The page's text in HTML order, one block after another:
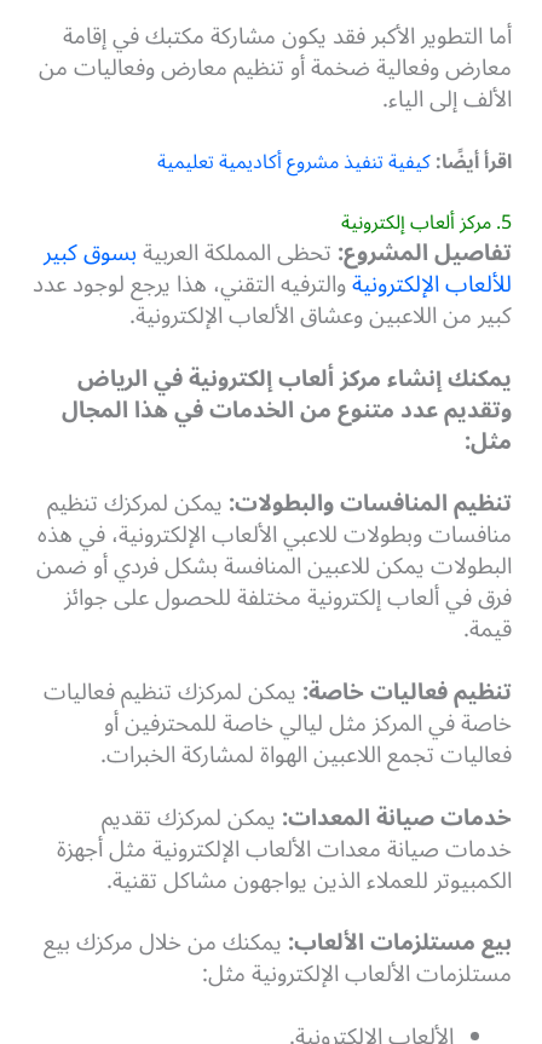
أما التطوير الأكبر فقد يكون مشاركة مكتبك في إقامة
معارض وفعالية ضخمة أو تنظيم معارض وفعاليات من
الألف إلى الياء.
اقرأ أيضًا:كيفية تنفيذ مشروع أكاديمية تعليمية
5. مركز ألعاب إلكترونية
تفاصيل المشروع:تحظى المملكة العربيةبسوق كبير
للألعاب الإلكترونيةوالترفيه التقني، هذا يرجع لوجود عدد
كبير من اللاعبين وعشاق الألعاب الإلكترونية.
يمكنك إنشاء مركز ألعاب إلكترونية في الرياض
وتقديم عدد متنوع من الخدمات في هذا المجال
مثل:
تنظيم المنافسات والبطولات:يمكن لمركزك تنظيم
منافسات وبطولات للاعبي الألعاب الإلكترونية، في هذه
البطولات يمكن للاعبين المنافسة بشكل فردي أو ضمن
فرق في ألعاب إلكترونية مختلفة للحصول على جوائز
قيمة.
تنظيم فعاليات خاصة:يمكن لمركزك تنظيم فعاليات
خاصة في المركز مثل ليالي خاصة للمحترفين أو
فعاليات تجمع اللاعبين الهواة لمشاركة الخبرات.
خدمات صيانة المعدات:يمكن لمركزك تقديم
خدمات صيانة معدات الألعاب الإلكترونية مثل أجهزة
الكمبيوتر للعملاء الذين يواجهون مشاكل تقنية.
بيع مستلزمات الألعاب:يمكنك من خلال مركزك بيع
مستلزمات الألعاب الإلكترونية مثل: